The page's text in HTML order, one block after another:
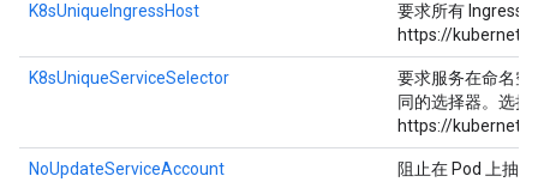
K8sUniqueIngressHost
要求所有 Ingress
https://
K8sUniqueServiceSelector
要求服务在命名空
同的选择器。选
https://
NoUpdateServiceAccount 阻止在 Pod 上抽